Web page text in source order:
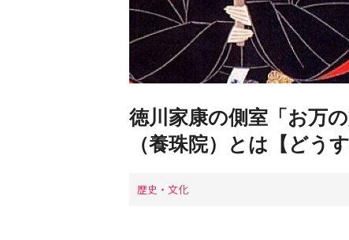
徳川家康の側室「お万
（養珠院）とは【どう
歴史・文化